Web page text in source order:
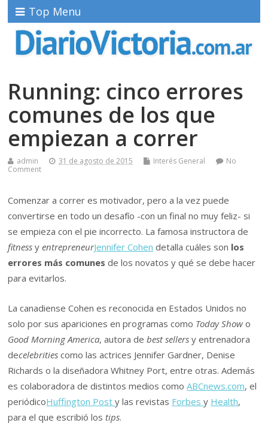
Top Menu
Running: cinco errores
comunes de los que
empiezan a correr
admin 31 de agosto de 2015 Interés General
No
Comment
Comenzar a correr es motivador, pero a la vez puede
convertirse en todo un desafío -con un final no muy feliz- si
se empieza con el pie incorrecto. La famosa instructora de
fitnessyentrepreneurJennifer Cohen detalla cuáles son los
errores más comunes de los novatos y qué se debe hacer
para evitarlos.
La canadiense Cohen es reconocida en Estados Unidos no
solo por sus apariciones en programas como Today Show o
Good Morning America, autora debest sellers y entrenadora
decelebritiescomo las actrices Jennifer Gardner, Denise
Richards o la diseñadora Whitney Port, entre otras. Además
es colaboradora de distintos medios comoABCnews.com, el
periódicoHuffington Posty las revistas Forbesy Health,
para el que escribió lostips.